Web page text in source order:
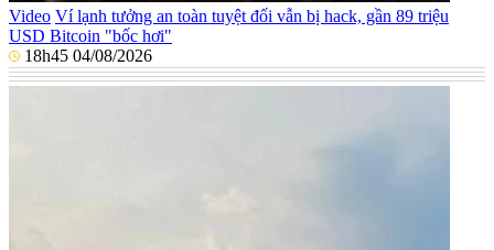
Video Ví lạnh tưởng an toàn tuyệt đối vẫn bị hack, gần 89 triệu
USD Bitcoin "bốc hơi"
18h45 04/08/2026